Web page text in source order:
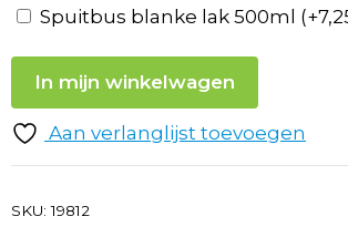
Spuitbus blanke lak 500ml (+
In mijn winkelwagen
Aan verlanglijst toevoegen
SKU:19812